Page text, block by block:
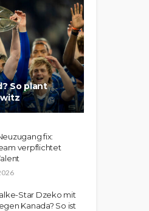
So plant
fix:
verpflichtet
Star Dzeko mit
Kanada? So ist